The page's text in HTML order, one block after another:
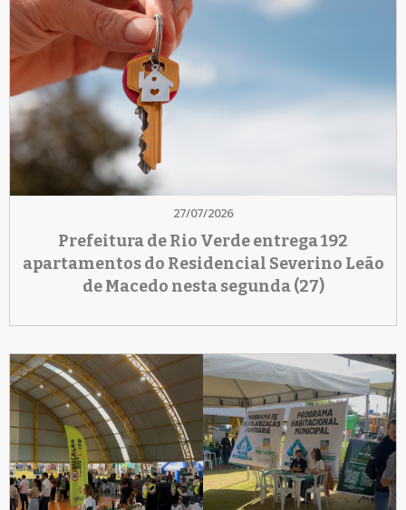
27/07/2026
Prefeitura de Rio Verde entrega 192
apartamentos do Residencial Severino Leão
de Macedo nesta segunda (27)